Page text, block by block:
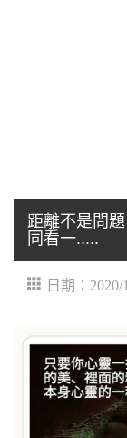
距離不是問
同看一.....
日期：2020/